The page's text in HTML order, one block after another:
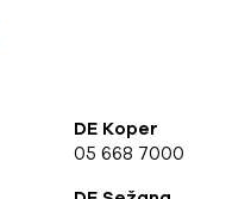
DE Koper
05 668 7000